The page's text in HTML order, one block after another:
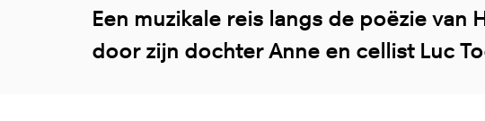
Een muzikale reis langs de poëzie van
door zijn dochter Anne en cellist Luc